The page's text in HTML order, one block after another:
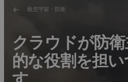
航空宇宙・防衛
クラウドが防
的な役割を担